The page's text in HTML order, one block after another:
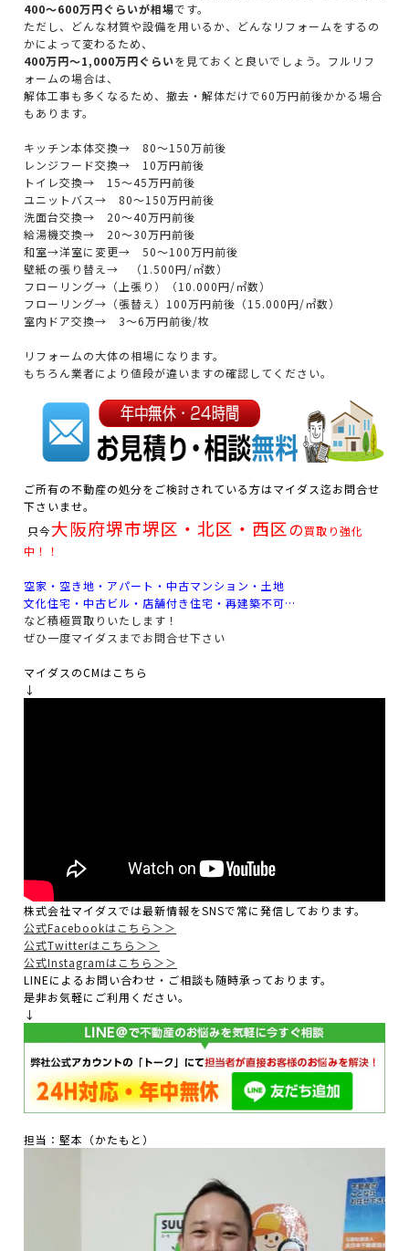
400～600万円ぐらいが相場です。
ただし、どんな材質や設備を用いるか、どんなリフォームをするの
かによって変わるため、
400万円～1,000万円ぐらいを見ておくと良いでしょう。フルリフ
ォームの場合は、
解体工事も多くなるため、撤去・解体だけで60万円前後かかる場合
もあります。
キッチン本体交換→ 80～150万前後
レンジフード交換→ 10万円前後
トイレ交換→ 15～45万円前後
ユニットバス→ 80～150万円前後
洗面台交換→ 20～40万円前後
給湯機交換→ 20～30万円前後
和室→洋室に変更→ 50～100万円前後
壁紙の張り替え→ （1.500円/㎡数）
フローリング→（上張り）（10.000円/㎡数）
フローリング→（張替え）100万円前後（15.000円/㎡数）
室内ドア交換→ 3～6万円前後/枚
リフォームの大体の相場になります。
もちろん業者により値段が違いますの確認してください。
ご所有の不動産の処分をご検討されている方はマイダス迄お問合せ
下さいませ。
只今大阪府堺市堺区・北区・西区の買取り強化
中！！
空家・空き地・アパート・中古マンション・土地
文化住宅・中古ビル・店舗付き住宅・再建築不可…
など積極買取りいたします！
ぜひ一度マイダスまでお問合せ下さい
マイダスのCMはこちら
↓
株式会社マイダスでは最新情報をSNSで常に発信しております。
公式Facebookはこちら＞＞
公式Twitterはこちら＞＞
公式Instagramはこちら＞＞
LINEによるお問い合わせ・ご相談も随時承っております。
是非お気軽にご利用ください。
↓
担当：堅本（かたもと）